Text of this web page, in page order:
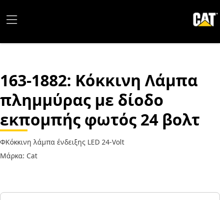
163-1882: Κόκκινη Λάμπα
πλημμύρας με δίοδο
εκπομπής φωτός 24 βολτ
ΦΚόκκινη λάμπα ένδειξης LED 24-Volt
Μάρκα: Cat